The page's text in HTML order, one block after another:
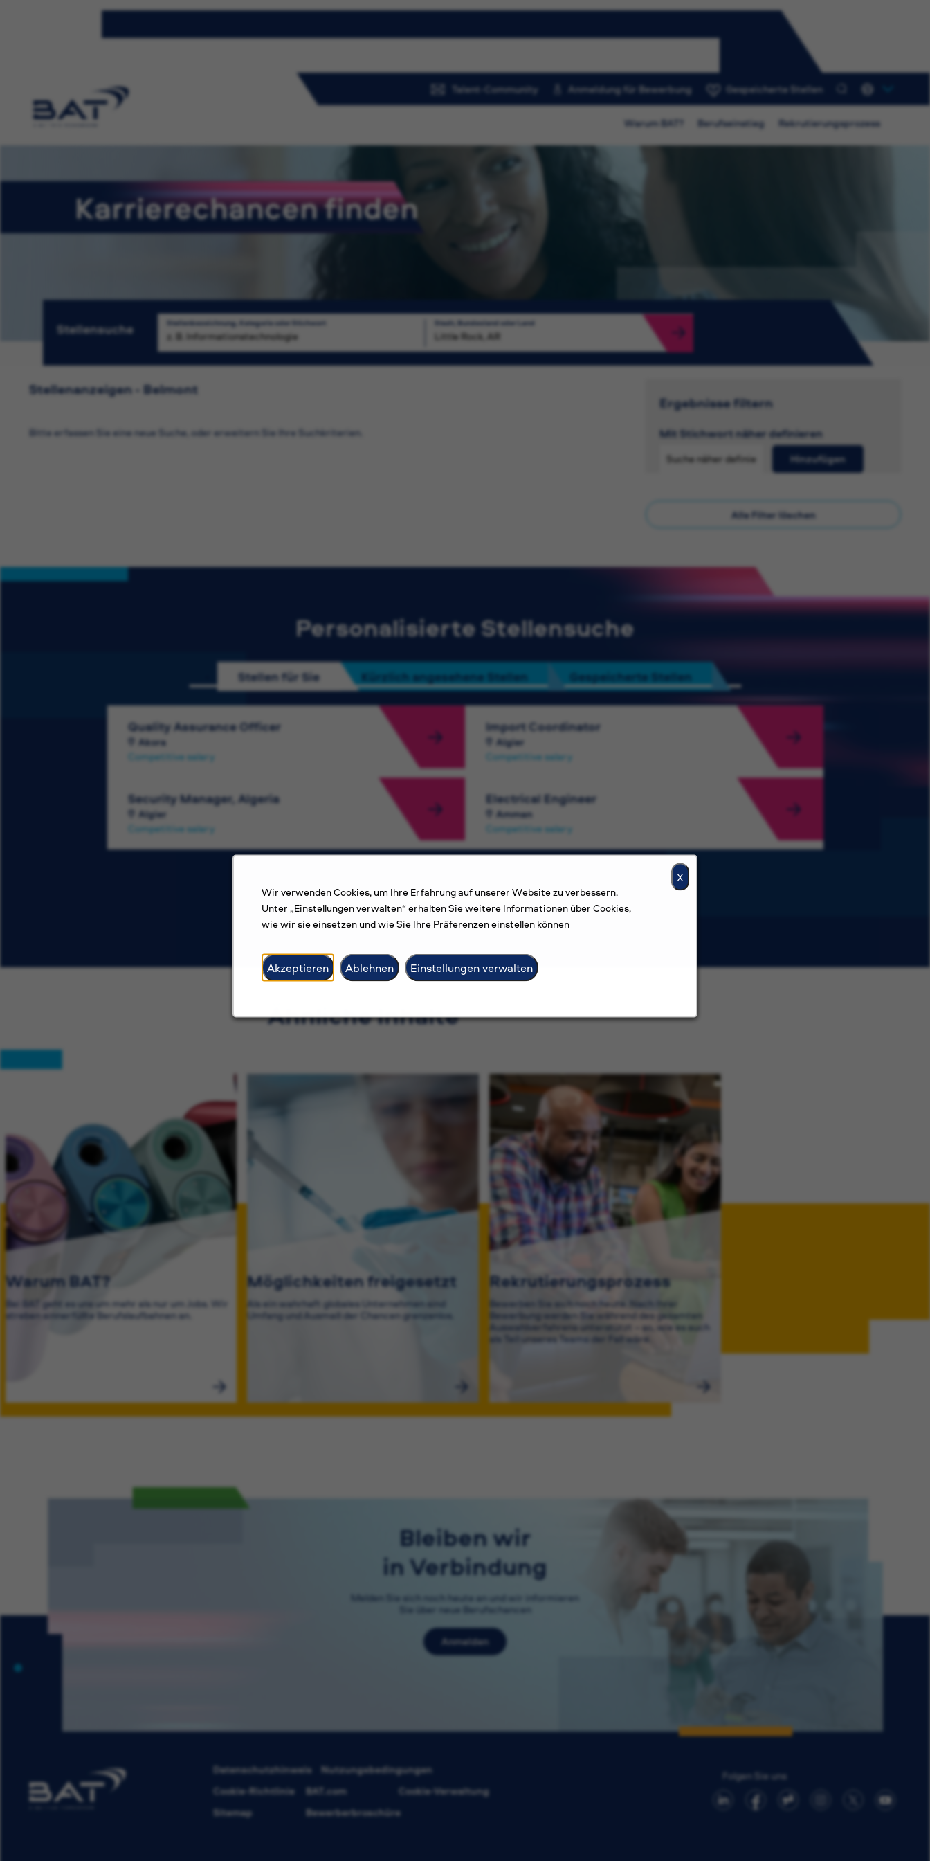
X
Wir verwenden Cookies, um Ihre Erfahrung auf unserer Website zu verbessern.
Unter „Einstellungen verwalten“ erhalten Sie weitere Informationen über Cookies,
wie wir sie einsetzen und wie Sie Ihre Präferenzen einstellen können
Akzeptieren Ablehnen Einstellungen verwalten
Talent-Community Anmeldung für Bewerbung Gespeicherte Stellen
Warum BAT? Berufseinstieg Rekrutierungsprozess
Karrierechancen finden
Stellensuche Stellenbezeichnung, Kategorie oder Stichwort Stadt, Bundesland oder Land
Stellenanzeigen - Belmont
Bitte erfassen Sie eine neue Suche, oder erweitern Sie Ihre Suchkriterien.
Ergebnisse filtern
Mit Stichwort näher definieren
Hinzufügen
Alle Filter löschen
Personalisierte Stellensuche
Stellen für Sie Kürzlich angesehene Stellen Gespeicherte Stellen
Quality Assurance Officer
Akora
Competitive salary
Import Coordinator
Algier
Competitive salary
Security Manager, Algeria
Algier
Competitive salary
Electrical Engineer
Amman
Competitive salary
Weitere Stellen ansehen
Ähnliche Inhalte
Warum BAT?
Bei BAT geht es uns um mehr als nur um Jobs. Wir
streben sinnerfüllte Berufslaufbahnen an.
Möglichkeiten freigesetzt
Als ein wahrhaft globales Unternehmen sind
Umfang und Ausmaß der Chancen grenzenlos.
Rekrutierungsprozess
Bewerben Sie sich noch heute. Nach Ihrer
Bewerbung werden Sie während des gesamten
Auswahlverfahrens unterstützt – so, wie es auch
als Teil unseres Teams der Fall wäre.
Bleiben wir
in Verbindung
Melden Sie sich noch heute an und wir informieren
Sie über neue Berufschancen
Anmelden
Datenschutzhinweis
Nutzungsbedingungen
Cookie-Richtlinie
BAT.com
Cookie-Verwaltung
Sitemap
Bewerberbroschüre
Folgen Sie uns